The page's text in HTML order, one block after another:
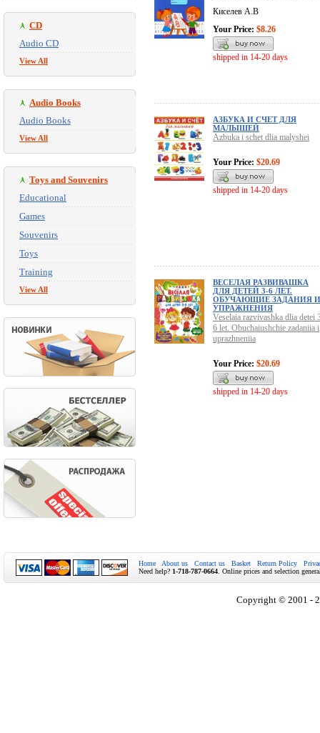
CD
Audio CD
View All
Audio Books
Audio Books
View All
Toys and Souvenirs
Educational
Games
Souvenirs
Toys
Training
View All
Киселев А.В
Your Price: $8.26
shipped in 14-20 days
АЗБУКА И СЧЕТ ДЛЯ
МАЛЫШЕЙ
Azbuka i schet dlia malyshei
Your Price: $20.69
shipped in 14-20 days
ВЕСЕЛАЯ РАЗВИВАШКА
ДЛЯ ДЕТЕЙ 3-6 ЛЕТ.
ОБУЧАЮЩИЕ ЗАДАНИЯ И
УПРАЖНЕНИЯ
Veselaia razvivashka dlia detei
6 let. Obuchaiushchie zadaniia i
uprazhneniia
Your Price: $20.69
shipped in 14-20 days
Home About us Contact us Basket Return Policy
Need help? 1-718-787-0664 . Online prices and selection
Copyright © 2001 -